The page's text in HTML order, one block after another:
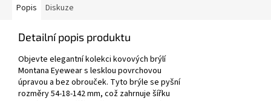
Popis Diskuze
Detailní popis produktu
Objevte elegantní kolekci kovových brýlí
Montana Eyewear s lesklou povrchovou
úpravou a bez obrouček. Tyto brýle se pyšní
rozměry 54-18-142 mm, což zahrnuje šířku